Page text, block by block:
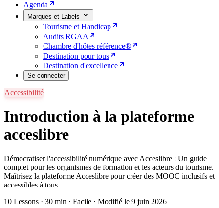
Agenda
Marques et Labels
Tourisme et Handicap
Audits RGAA
Chambre d'hôtes référence®
Destination pour tous
Destination d'excellence
Se connecter
Accessibilité
Introduction à la plateforme
acceslibre
Démocratiser l'accessibilité numérique avec Acceslibre : Un guide
complet pour les organismes de formation et les acteurs du tourisme.
Maîtrisez la plateforme Acceslibre pour créer des MOOC inclusifs et
accessibles à tous.
10 Lessons · 30 min · Facile · Modifié le 9 juin 2026